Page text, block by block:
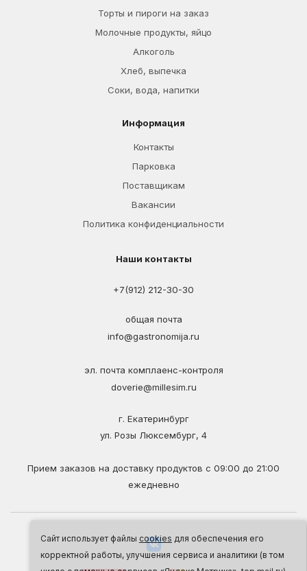
Сайт использует файлы cookies для обеспечения его
корректной работы, улучшения сервиса и аналитики (в том
Торты и пироги на заказ
Молочные продукты, яйцо
Алкоголь
Хлеб, выпечка
Соки, вода, напитки
Информация
Контакты
Парковка
Поставщикам
Вакансии
Политика конфиденциальности
Наши контакты
+7(912) 212-30-30
общая почта
info@gastronomija.ru
эл. почта комплаенс-контроля
doverie@millesim.ru
г. Екатеринбург
ул. Розы Люксембург, 4
Прием заказов на доставку продуктов с 09:00 до 21:00
ежедневно